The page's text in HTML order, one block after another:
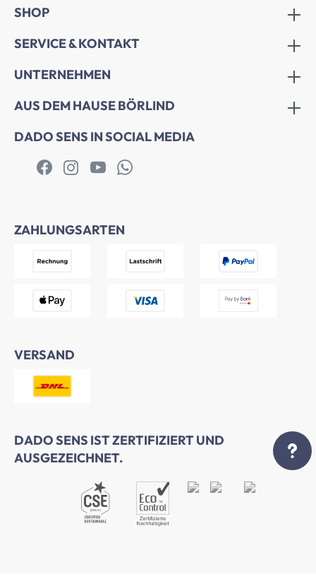
SHOP
SERVICE & KONTAKT
UNTERNEHMEN
AUS DEM HAUSE BÖRLIND
DADO SENS IN SOCIAL MEDIA
ZAHLUNGSARTEN
VERSAND
DADO SENS IST ZERTIFIZIERT UND
AUSGEZEICHNET.